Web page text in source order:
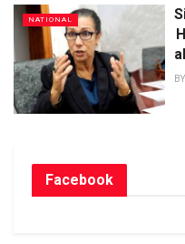
NATIONAL
BY
Facebook